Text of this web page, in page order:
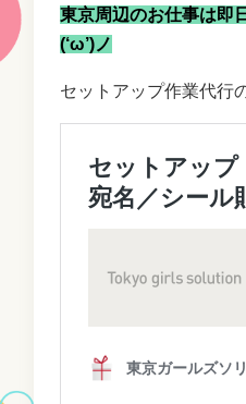
東京周辺のお仕事は即
(‘ω’)ノ
セットアップ作業代行